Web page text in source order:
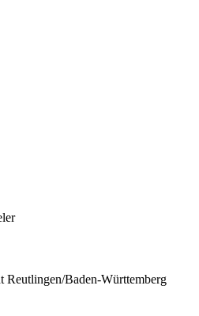
Reutlingen/Baden-Württemberg